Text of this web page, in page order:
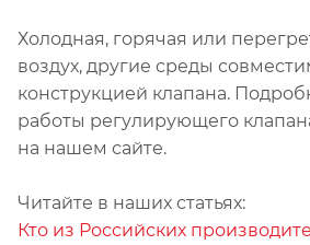
Холодная, горячая или
воздух, другие среды
конструкцией клапана.
работы регулирующего
на нашем сайте.
Читайте в наших статьях:
Кто из Российских